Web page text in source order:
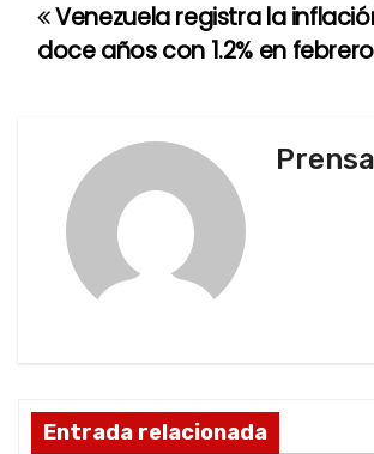
N
ó
Venezuela registra la
doce años con 1.2% en
Entrada relacionada